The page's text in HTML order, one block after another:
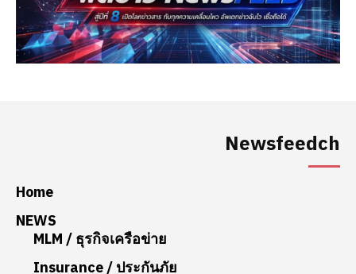
Newsfeedch
Home
NEWS
MLM / ธุรกิจเครือข่าย
Insurance / ประกันภัย